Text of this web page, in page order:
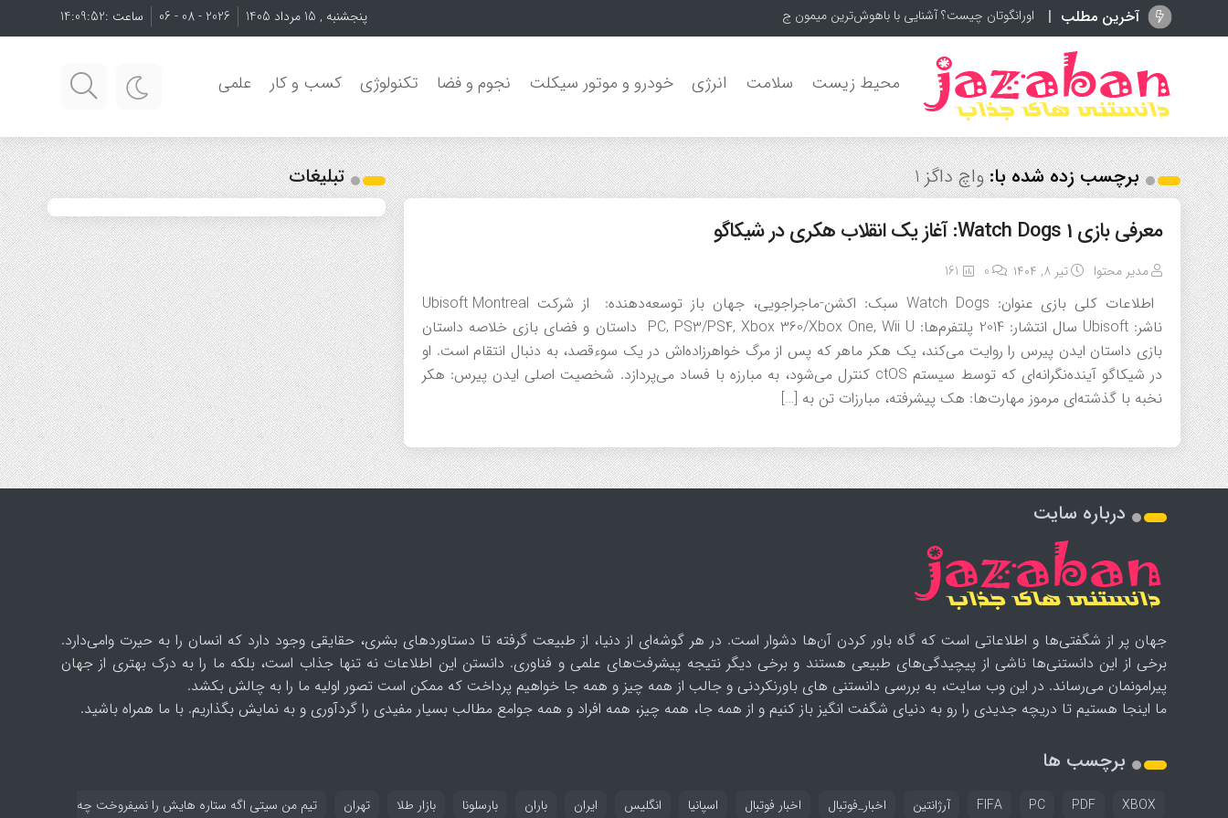
آخرین مطلب اورانگوتان چیست؟ آشنایی با باهوش‌ترین میمون جنگل‌های پنجشنبه , 15 مرداد 1405 2026 - 08 - 06 ساعت :14:09:52
محیط زیست سلامت انرژی خودرو و موتور سیکلت نجوم و فضا تکنولوژی کسب و کار علمی
برچسب زده شده با:واچ داگز 1
معرفی بازی Watch Dogs 1: آغاز یک انقلاب هکری در شیکاگو
مدیر محتوا تیر ۸, ۱۴۰۴ 0
161
اطلاعات کلی بازی عنوان: Watch Dogs سبک: اکشن-ماجراجویی، جهان باز توسعه‌دهنده: از شرکت Ubisoft Montreal
ناشر: Ubisoft سال انتشار: 2014 پلتفرم‌ها: PC, PS3/PS4, Xbox 360/Xbox One, Wii U داستان و فضای بازی خلاصه داستان
بازی داستان ایدن پیرس را روایت می‌کند، یک هکر ماهر که پس از مرگ خواهرزاده‌اش در یک سوءقصد، به دنبال انتقام است. او
در شیکاگو آینده‌نگرانه‌ای که توسط سیستم ctOS کنترل می‌شود، به مبارزه با فساد می‌پردازد. شخصیت اصلی ایدن پیرس: هکر
نخبه با گذشته‌ای مرموز مهارت‌ها: هک پیشرفته، مبارزات تن به […]
تبلیغات
درباره سایت
جهان پر از شگفتی‌ها و اطلاعاتی است که گاه باور کردن آن‌ها دشوار است. در هر گوشه‌ای از دنیا، از طبیعت گرفته تا دستاوردهای بشری، حقایقی وجود دارد که انسان را به حیرت وامی‌دارد.
برخی از این دانستنی‌ها ناشی از پیچیدگی‌های طبیعی هستند و برخی دیگر نتیجه پیشرفت‌های علمی و فناوری. دانستن این اطلاعات نه تنها جذاب است، بلکه ما را به درک بهتری از جهان
پیرامونمان می‌رساند. در این وب سایت، به بررسی دانستنی های باورنکردنی و جالب از همه چیز و همه جا خواهیم پرداخت که ممکن است تصور اولیه ما را به چالش بکشد.
ما اینجا هستیم تا دریچه جدیدی را رو به دنیای شگفت انگیز باز کنیم و از همه جا، همه چیز، همه افراد و همه جوامع مطالب بسیار مفیدی را گردآوری و به نمایش بگذاریم. با ما همراه باشید.
برچسب ها
FIFA PC PDF XBOX آرژانتین اخبار_فوتبال اخبار فوتبال اسپانیا انگلیس ایران باران بارسلونا بازار طلا تهران تیم من سیتی اگه ستاره هایش را نمیفروخت چه